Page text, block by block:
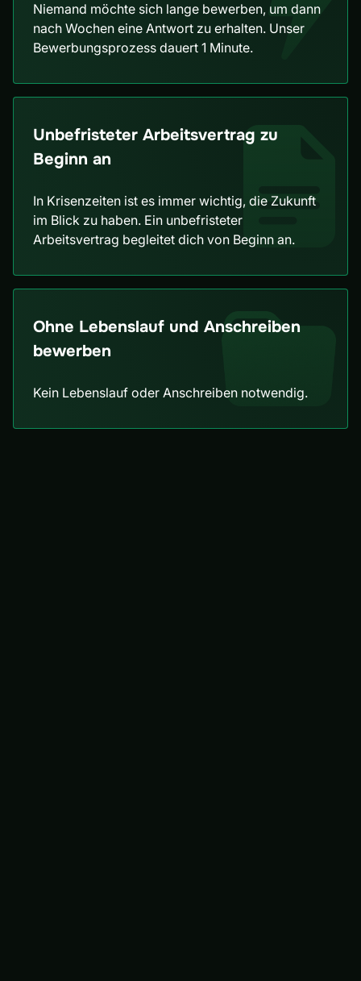
Niemand möchte sich lange bewerben, um dann
nach Wochen eine Antwort zu erhalten. Unser
Bewerbungsprozess dauert 1 Minute.
Unbefristeter Arbeitsvertrag zu
Beginn an
In Krisenzeiten ist es immer wichtig, die Zukunft
im Blick zu haben. Ein unbefristeter
Arbeitsvertrag begleitet dich von Beginn an.
Ohne Lebenslauf und Anschreiben
bewerben
Kein Lebenslauf oder Anschreiben notwendig.